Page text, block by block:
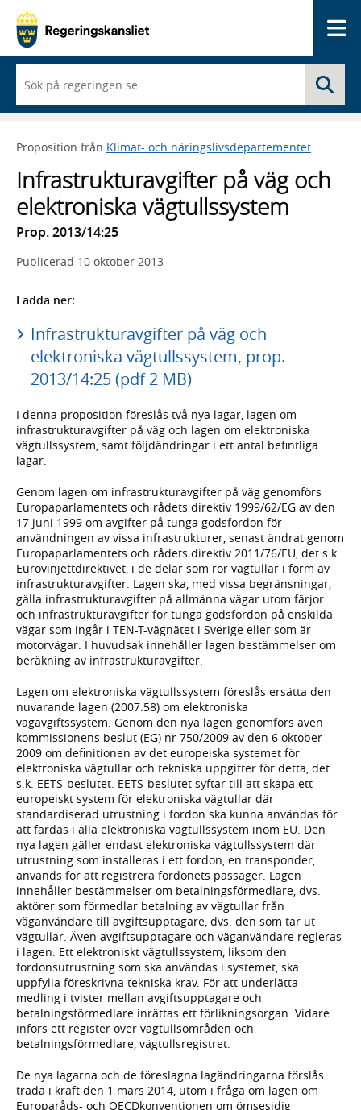
du
börjar
skriva
framträder
lista
med
sökförslag
Proposition från Klimat- och näringslivsdepartementet
Infrastrukturavgifter på väg och
elektroniska vägtullssystem
Prop. 2013/14:25
Publicerad 10 oktober 2013
Ladda ner:
Infrastrukturavgifter på väg och
elektroniska vägtullssystem, prop.
2013/14:25 (pdf 2 MB)
I denna proposition föreslås två nya lagar, lagen om
infrastrukturavgifter på väg och lagen om elektroniska
vägtullssystem, samt följdändringar i ett antal befintliga
lagar.
Genom lagen om infrastrukturavgifter på väg genomförs
Europaparlamentets och rådets direktiv 1999/62/EG av den
17 juni 1999 om avgifter på tunga godsfordon för
användningen av vissa infrastrukturer, senast ändrat genom
Europaparlamentets och rådets direktiv 2011/76/EU, det s.k.
Eurovinjettdirektivet, i de delar som rör vägtullar i form av
infrastrukturavgifter. Lagen ska, med vissa begränsningar,
gälla infrastrukturavgifter på allmänna vägar utom färjor
och infrastrukturavgifter för tunga godsfordon på enskilda
vägar som ingår i TEN-T-vägnätet i Sverige eller som är
motorvägar. I huvudsak innehåller lagen bestämmelser om
beräkning av infrastrukturavgifter.
Lagen om elektroniska vägtullssystem föreslås ersätta den
nuvarande lagen (2007:58) om elektroniska
vägavgiftssystem. Genom den nya lagen genomförs även
kommissionens beslut (EG) nr 750/2009 av den 6 oktober
2009 om definitionen av det europeiska systemet för
elektroniska vägtullar och tekniska uppgifter för detta, det
s.k. EETS-beslutet. EETS-beslutet syftar till att skapa ett
europeiskt system för elektroniska vägtullar där
standardiserad utrustning i fordon ska kunna användas för
att färdas i alla elektroniska vägtullssystem inom EU. Den
nya lagen gäller endast elektroniska vägtullssystem där
utrustning som installeras i ett fordon, en transponder,
används för att registrera fordonets passager. Lagen
innehåller bestämmelser om betalningsförmedlare, dvs.
aktörer som förmedlar betalning av vägtullar från
väganvändare till avgiftsupptagare, dvs. den som tar ut
vägtullar. Även avgiftsupptagare och väganvändare regleras
i lagen. Ett elektroniskt vägtullssystem, liksom den
fordonsutrustning som ska användas i systemet, ska
uppfylla föreskrivna tekniska krav. För att underlätta
medling i tvister mellan avgiftsupptagare och
betalningsförmedlare inrättas ett förlikningsorgan. Vidare
införs ett register över vägtullsområden och
betalningsförmedlare, vägtullsregistret.
De nya lagarna och de föreslagna lagändringarna förslås
träda i kraft den 1 mars 2014, utom i fråga om lagen om
Europaråds- och OECDkonventionen om ömsesidig